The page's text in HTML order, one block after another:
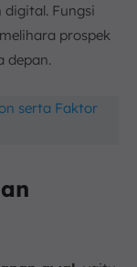
digital. Fungsi
prospek
depan.
serta Faktor